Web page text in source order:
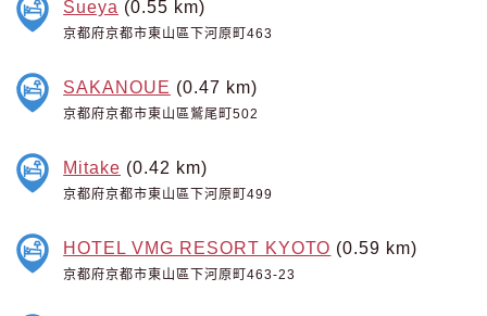
Sueya (0.55 km)
京都府京都市東山區下河原町463
SAKANOUE (0.47 km)
京都府京都市東山區鷲尾町502
Mitake (0.42 km)
京都府京都市東山區下河原町499
HOTEL VMG RESORT KYOTO (0.59 km)
京都府京都市東山區下河原町463-23